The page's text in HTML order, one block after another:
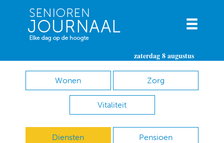
zaterdag 8 augustus
Wonen Zorg
Vitaliteit
Diensten Pensioen